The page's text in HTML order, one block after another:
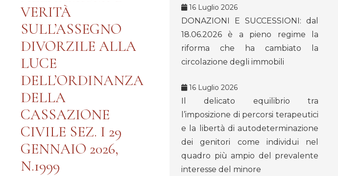
VERITÀ
SULL’ASSEGNO
DIVORZILE ALLA
LUCE
DELL’ORDINANZA
DELLA
CASSAZIONE
CIVILE SEZ. I 29
GENNAIO 2026,
N.1999
16 Luglio 2026
DONAZIONI E SUCCESSIONI: dal
18.06.2026 è a pieno regime la
riforma che ha cambiato la
circolazione degli immobili
16 Luglio 2026
Il delicato equilibrio tra
l’imposizione di percorsi terapeutici
e la libertà di autodeterminazione
dei genitori come individui nel
quadro più ampio del prevalente
interesse del minore